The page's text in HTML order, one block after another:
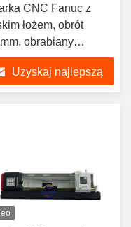
CNC Fanuc z
łożem, obrót
obrabiany
1500mm
Uzyskaj najlepszą